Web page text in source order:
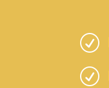
R
R